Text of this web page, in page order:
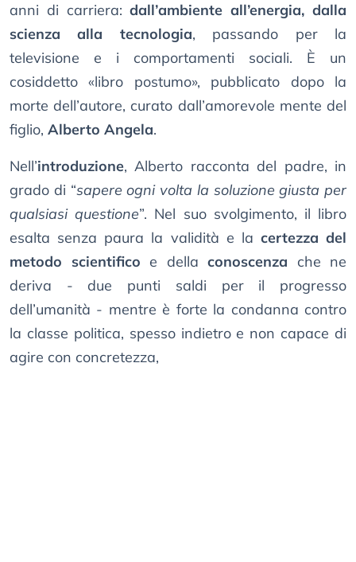
anni di carriera:dall’ambiente all’energia, dalla
scienza alla tecnologia, passando per la
televisione e i comportamenti sociali. È un
cosiddetto «libro postumo», pubblicato dopo la
morte dell’autore, curato dall’amorevole mente del
figlio, Alberto Angela.
Nell’introduzione, Alberto racconta del padre, in
grado di “sapere ogni volta la soluzione giusta per
qualsiasi questione”. Nel suo svolgimento, il libro
esalta senza paura la validità e la certezza del
metodo scientifico e della conoscenza che ne
deriva - due punti saldi per il progresso
dell’umanità - mentre è forte la condanna contro
la classe politica, spesso indietro e non capace di
agire con concretezza,